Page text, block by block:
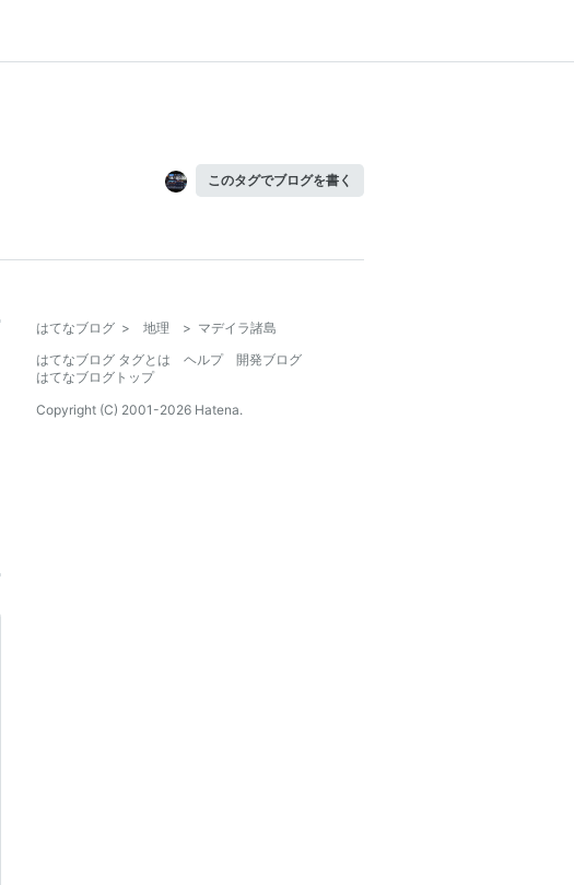
このタグでブログを書く
はてなブログ > 地理 > マデイラ諸島
はてなブログ タグとは
ヘルプ
開発ブログ
はてなブログトップ
Copyright (C) 2001-2026 Hatena.